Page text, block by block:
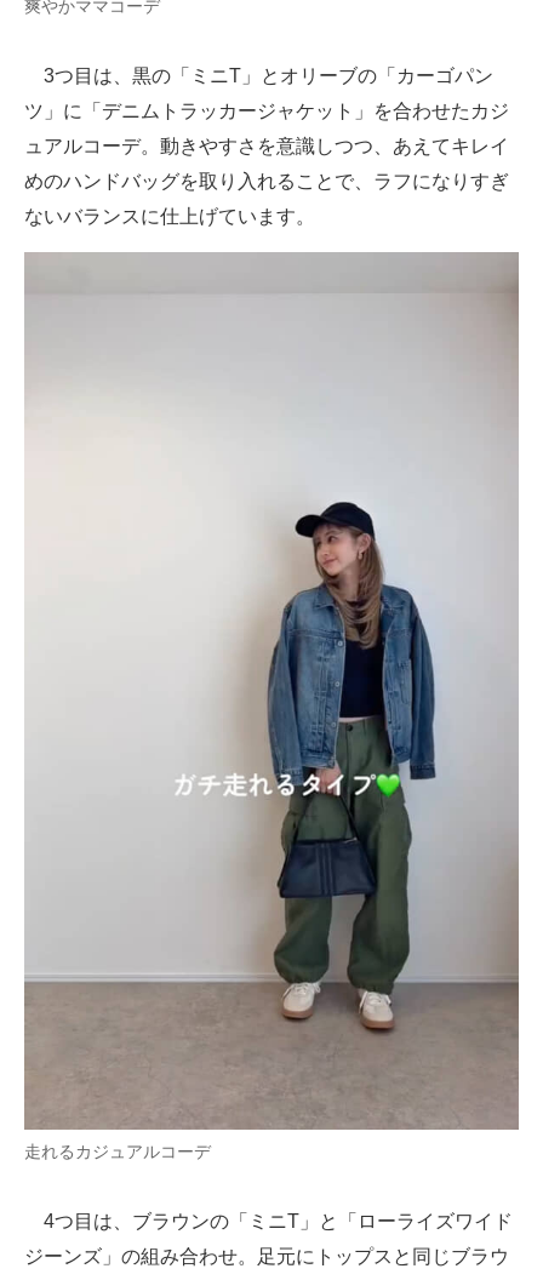
爽やかママコーデ
3つ目は、黒の「ミニT」とオリーブの「カーゴパン
ツ」に「デニムトラッカージャケット」を合わせたカジ
ュアルコーデ。動きやすさを意識しつつ、あえてキレイ
めのハンドバッグを取り入れることで、ラフになりすぎ
ないバランスに仕上げています。
走れるカジュアルコーデ
4つ目は、ブラウンの「ミニT」と「ローライズワイド
ジーンズ」の組み合わせ。足元にトップスと同じブラウ